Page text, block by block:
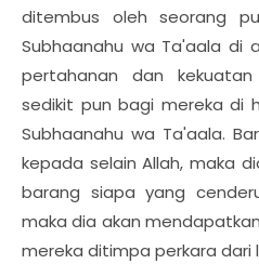
ditembus oleh seorang
Subhaanahu wa Ta'aala di
pertahanan dan
sedikit pun bagi mereka di
Subhaanahu wa Ta'aala.
kepada selain Allah, maka
barang siapa yang
maka dia akan
mereka ditimpa perkara